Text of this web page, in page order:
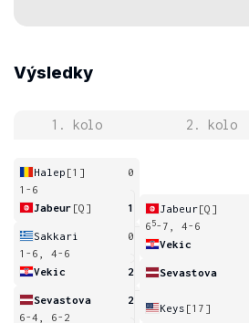
Výsledky
1. kolo 2. kolo
Halep [1]
0
1-6
Jabeur [Q] 1
Sakkari
0
1-6, 4-6
Vekic
2
Sevastova
2
6-4, 6-2
Jabeur[Q]
6 5-7, 4-6
Vekic
Sevastova
Keys [17]